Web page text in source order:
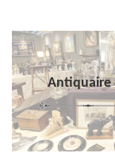
Antiquaire